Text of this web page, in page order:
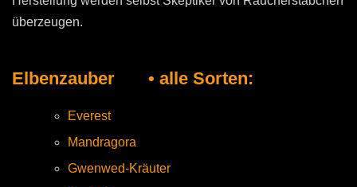
überzeugen.
Elbenzauber • alle Sorten:
Everest
Mandragora
Gwenwed-Kräuter